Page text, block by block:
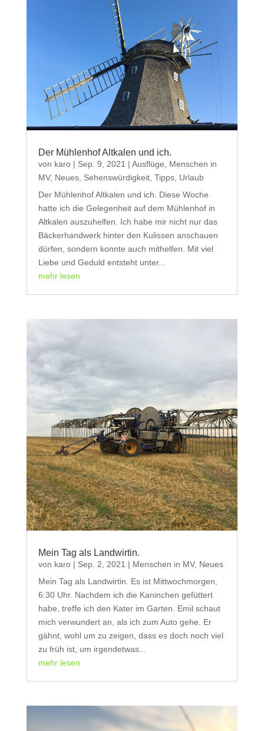
Der Mühlenhof Altkalen und ich.
von karo| Sep. 9, 2021 | Ausflüge
Menschen in
MV, Neues, Sehenswürdigkeit, Tipps, Urlaub
Der Mühlenhof Altkalen und ich. Diese Woche
hatte ich die Gelegenheit auf dem Mühlenhof in
Altkalen auszuhelfen. Ich habe mir nicht nur das
Bäckerhandwerk hinter den Kulissen anschauen
dürfen, sondern konnte auch mithelfen. Mit viel
Liebe und Geduld entsteht unter...
mehr lesen
Mein Tag als Landwirtin.
von karo| Sep. 2, 2021 | Menschen in MV, Neues
Mein Tag als Landwirtin. Es ist Mittwochmorgen,
6:30 Uhr. Nachdem ich die Kaninchen gefüttert
habe, treffe ich den Kater im Garten. Emil schaut
mich verwundert an, als ich zum Auto gehe. Er
gähnt, wohl um zu zeigen, dass es doch noch viel
zu früh ist, um irgendetwas...
mehr lesen